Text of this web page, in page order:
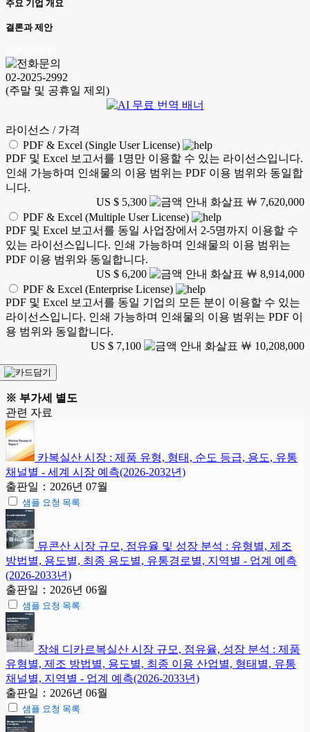
주요 기업 개요
결론과 제안
02-2025-2992
(주말 및 공휴일 제외)
라이선스 / 가격
PDF & Excel (Single User License)
PDF 및 Excel 보고서를 1명만 이용할 수 있는 라이선스입니다.
인쇄 가능하며 인쇄물의 이용 범위는 PDF 이용 범위와 동일합
니다.
US $ 5,300
￦ 7,620,000
PDF & Excel (Multiple User License)
PDF 및 Excel 보고서를 동일 사업장에서 2-5명까지 이용할 수
있는 라이선스입니다. 인쇄 가능하며 인쇄물의 이용 범위는
PDF 이용 범위와 동일합니다.
US $ 6,200
￦ 8,914,000
PDF & Excel (Enterprise License)
PDF 및 Excel 보고서를 동일 기업의 모든 분이 이용할 수 있는
라이선스입니다. 인쇄 가능하며 인쇄물의 이용 범위는 PDF 이
용 범위와 동일합니다.
US $ 7,100
￦ 10,208,000
※ 부가세 별도
관련 자료
카복실산 시장 : 제품 유형, 형태, 순도 등급, 용도, 유통
채널별 - 세계 시장 예측(2026-2032년)
출판일：2026년 07월
샘플 요청 목록
뮤콘산 시장 규모, 점유율 및 성장 분석 : 유형별, 제조
방법별, 용도별, 최종 용도별, 유통경로별, 지역별 - 업계 예측
(2026-2033년)
출판일：2026년 06월
샘플 요청 목록
장쇄 디카르복실산 시장 규모, 점유율, 성장 분석 : 제품
유형별, 제조 방법별, 용도별, 최종 이용 산업별, 형태별, 유통
채널별, 지역별 - 업계 예측(2026-2033년)
출판일：2026년 06월
샘플 요청 목록